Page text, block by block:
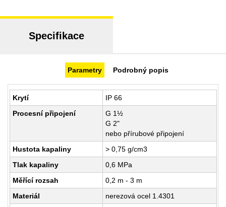
Specifikace
Parametry Podrobný popis
Krytí
IP 66
Procesní připojení
G 1½
G 2"
nebo přírubové připojení
Hustota kapaliny
> 0,75 g/cm3
Tlak kapaliny
0,6 MPa
Měřící rozsah
0,2 m - 3 m
Materiál
nerezová ocel 1.4301